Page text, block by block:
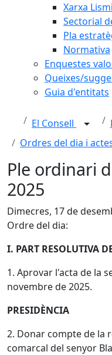
Xarxa
Sectorial
Pla
Normativa
Enquestes
Queixes/
Guia d'entitats
El Consell
Ordres del dia i
Ple ordinari
2025
Dimecres, 17 de
Ordre del dia:
I. PART RESOLUTIVA
1. Aprovar l'acta de la
novembre de 2025.
PRESIDÈNCIA
2. Donar compte de la
comarcal del senyor